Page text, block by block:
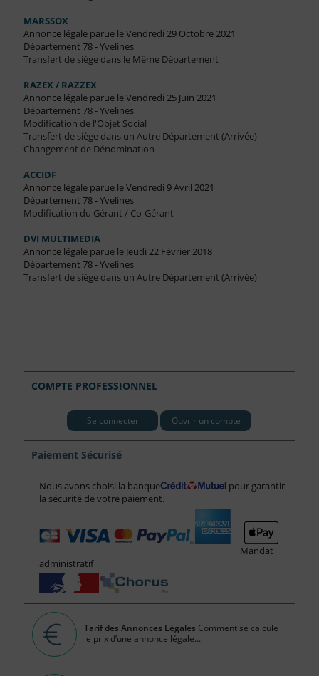
MARSSOX
Annonce légale parue le Vendredi 29 Octobre 2021
Département 78 - Yvelines
Transfert de siège dans le Même Département
RAZEX / RAZZEX
Annonce légale parue le Vendredi 25 Juin 2021
Département 78 - Yvelines
Modification de l'Objet Social
Transfert de siège dans un Autre Département (Arrivée)
Changement de Dénomination
ACCIDF
Annonce légale parue le Vendredi 9 Avril 2021
Département 78 - Yvelines
Modification du Gérant / Co-Gérant
DVI MULTIMEDIA
Annonce légale parue le Jeudi 22 Février 2018
Département 78 - Yvelines
Transfert de siège dans un Autre Département (Arrivée)
COMPTE PROFESSIONNEL
Se connecter Ouvrir un compte
Paiement Sécurisé
Nous avons choisi la banque
pour garantir
la sécurité de votre paiement.
Mandat
administratif
Tarif des Annonces Légales Comment se calcule
le prix d’une annonce légale...